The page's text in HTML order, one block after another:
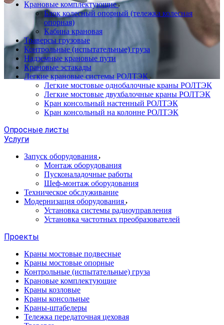
Крановые комплектующие
Блок колесный опорный (тележка колесная
опорная)
Кабина крановая
Траверсы грузовые
Контрольные (испытательные) груза
Надземные крановые пути
Крановые эстакады
Легкие крановые системы РОЛТЭК
Легкие мостовые однобалочные краны РОЛТЭК
Легкие мостовые двухбалочные краны РОЛТЭК
Кран консольный настенный РОЛТЭК
Кран консольный на колонне РОЛТЭК
Опросные листы
Услуги
Запуск оборудования
Монтаж оборудования
Пусконаладочные работы
Шеф-монтаж оборудования
Техническое обслуживание
Модернизация оборудования
Установка системы радиоуправления
Установка частотных преобразователей
Проекты
Краны мостовые подвесные
Краны мостовые опорные
Контрольные (испытательные) груза
Крановые комплектующие
Краны козловые
Краны консольные
Краны-штабелеры
Тележка передаточная цеховая